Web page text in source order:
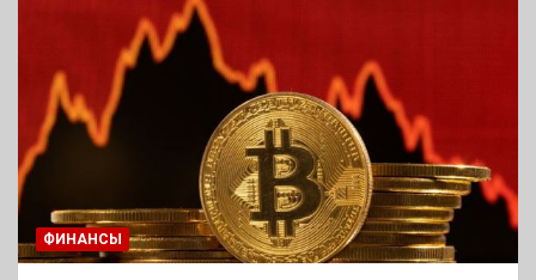
ФИНАНСЫ